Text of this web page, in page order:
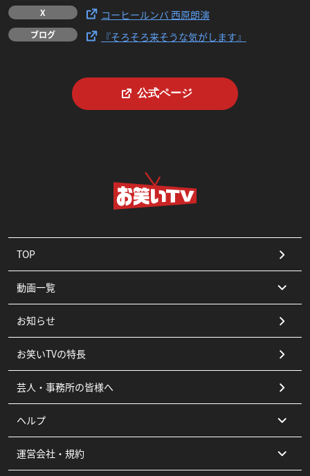
X
コーヒールンバ 西原朗演
ブログ 『そろそろ来そうな気がします』
公式ページ
TOP
動画一覧
コント
漫才
ピン
その他
お知らせ
お笑いTVの特長
芸人・事務所の皆様へ
ヘルプ
よくある質問
運営会社・規約